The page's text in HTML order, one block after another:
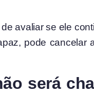
avaliar se ele
pode cancelar
será